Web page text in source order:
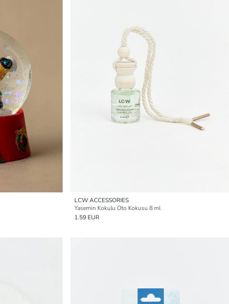
LCW ACCESSORIES
Yasemin Kokulu Oto Kokusu 8 ml
1.59 EUR